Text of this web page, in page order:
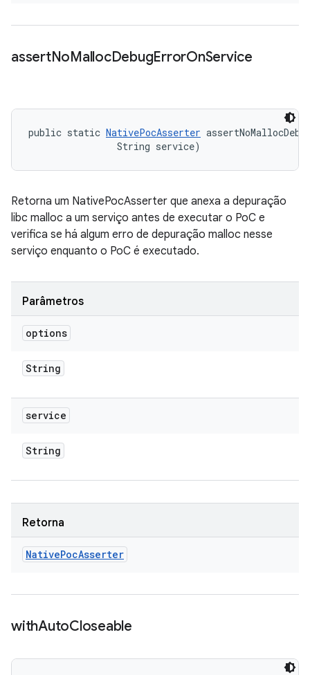
assertNoMallocDebugErrorOnService
public static NativePocAsserter
                String service)
Retorna um NativePocAsserter que anexa a depuração
libc malloc a um serviço antes de executar o PoC e
verifica se há algum erro de depuração malloc nesse
serviço enquanto o PoC é executado.
Parâmetros
options
String
service
String
Retorna
NativePocAsserter
withAutoCloseable